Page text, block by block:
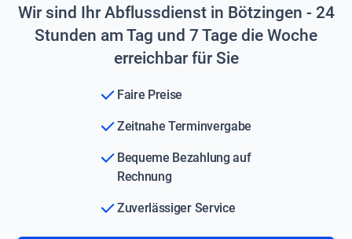
Wir sind Ihr Abflussdienst in Bötzingen - 24
Stunden am Tag und 7 Tage die Woche
erreichbar für Sie
Faire Preise
Zeitnahe Terminvergabe
Bequeme Bezahlung auf
Rechnung
Zuverlässiger Service